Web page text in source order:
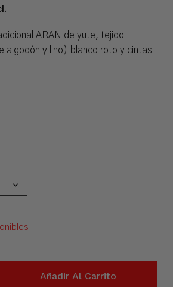
ARAN de yute, tejido
algodón y lino) blanco roto y cintas
Añadir Al Carrito